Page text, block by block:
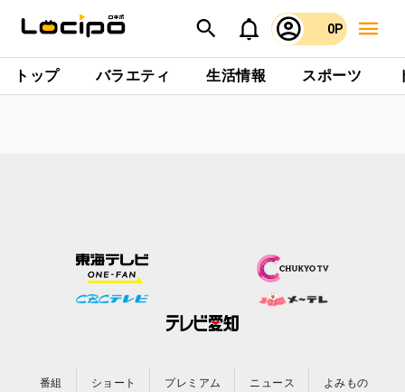
0P
トップ バラエティ 生活情報 スポーツ
番組 ショート プレミアム ニュース よみもの